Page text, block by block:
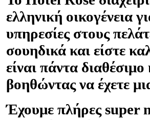
ελληνική οικογένεια
υπηρεσίες στους
σουηδικά και είστε
είναι πάντα
βοηθώντας να έχετε
Έχουμε πλήρες super